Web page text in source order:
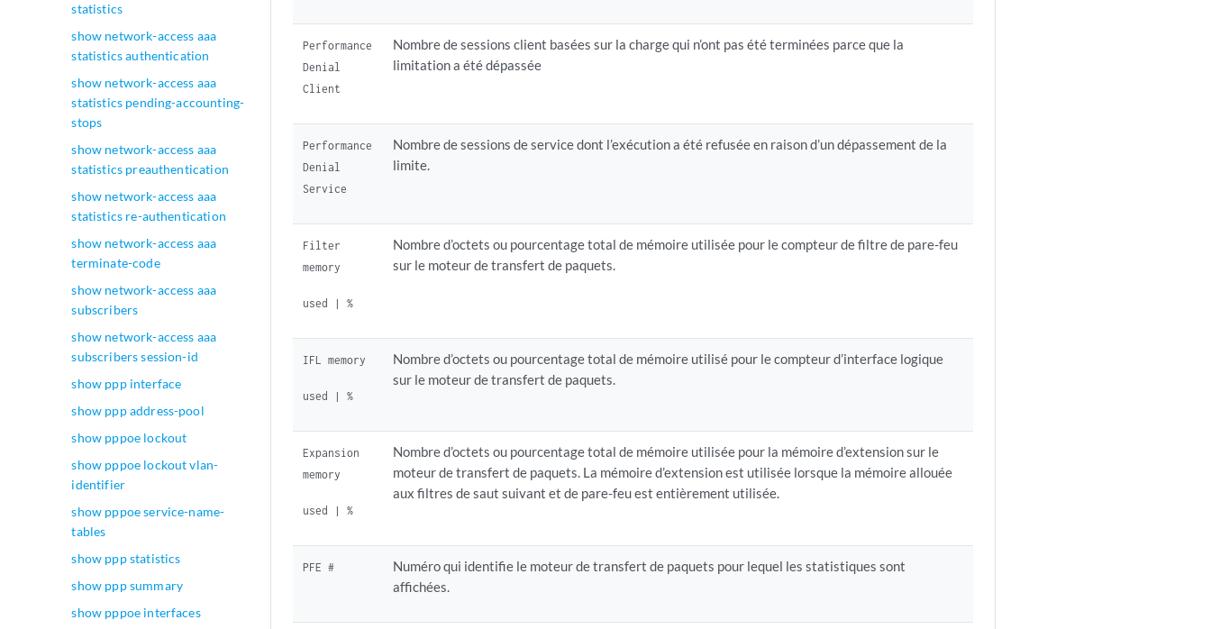
statistics
show network-access aaa
statistics authentication
show network-access aaa
statistics pending-accounting-
stops
show network-access aaa
statistics preauthentication
show network-access aaa
statistics re-authentication
show network-access aaa
terminate-code
show network-access aaa
subscribers
show network-access aaa
subscribers session-id
show ppp interface
show ppp address-pool
show pppoe lockout
show pppoe lockout vlan-
identifier
show pppoe service-name-
tables
show ppp statistics
show ppp summary
show pppoe interfaces
Performance
Denial
Client
Nombre de sessions client basées sur la charge qui n’ont pas été terminées parce que la
limitation a été dépassée
Performance
Denial
Service
Nombre de sessions de service dont l’exécution a été refusée en raison d’un dépassement de la
limite.
Filter
memory
used | %
Nombre d’octets ou pourcentage total de mémoire utilisée pour le compteur de filtre de pare-feu
sur le moteur de transfert de paquets.
IFL memory
used | %
Nombre d’octets ou pourcentage total de mémoire utilisé pour le compteur d’interface logique
sur le moteur de transfert de paquets.
Expansion
memory
used | %
Nombre d’octets ou pourcentage total de mémoire utilisée pour la mémoire d’extension sur le
moteur de transfert de paquets. La mémoire d’extension est utilisée lorsque la mémoire allouée
aux filtres de saut suivant et de pare-feu est entièrement utilisée.
PFE #
Numéro qui identifie le moteur de transfert de paquets pour lequel les statistiques sont
affichées.